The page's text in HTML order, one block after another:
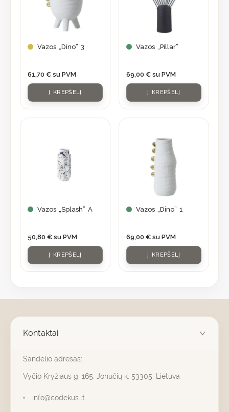
Vazos „Dino” 3
61,70 € su PVM
Į KREPŠELĮ
Vazos „Pillar”
69,00 € su PVM
Į KREPŠELĮ
Vazos „Splash” A
50,80 € su PVM
Į KREPŠELĮ
Vazos „Dino” 1
69,00 € su PVM
Į KREPŠELĮ
Kontaktai
Sandėlio adresas:
Vyčio Kryžiaus g. 165, Jonučių k. 53305, Lietuva
info@codekus.lt